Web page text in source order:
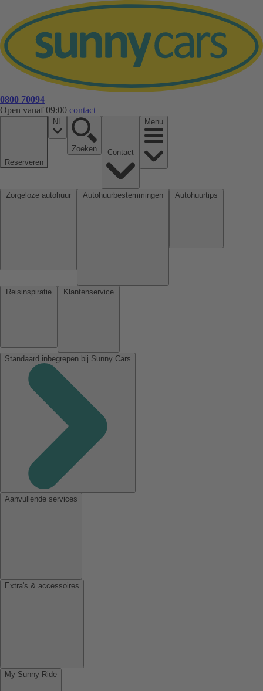
0800 70094
Open vanaf 09:00 contact
Reserveren
NL
Zoeken
Menu
Standaard inbegrepen bij Sunny Cars
Aanvullende services
Extra's & accessoires
My Sunny Ride